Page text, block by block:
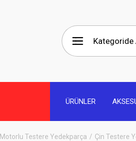
ÜRÜNLER
Motorlu Testere Yedekparça Çin Testere